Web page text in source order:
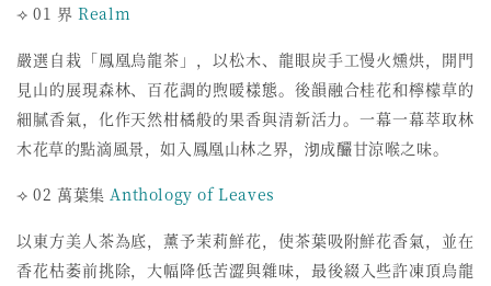
⟢ 01 界Realm
嚴選自栽「鳳凰烏龍茶」，以松木、龍眼炭手工慢火燻烘， 開門
見山的展現森林、百花調的煦暖樣態。 後韻融合桂花和檸檬草的
細膩香氣， 化作天然柑橘般的果香與清新活力。一幕一幕萃取林
木花草的點滴風景，如入鳳凰山林之界， 沏成釅甘涼喉之味。
⟢ 02 萬葉集 Anthology of Leaves
以東方美人茶為底，薰予茉莉鮮花，使茶葉吸附鮮花香氣， 並在
香花枯萎前挑除，大幅降低苦澀與雜味， 最後綴入些許凍頂烏龍